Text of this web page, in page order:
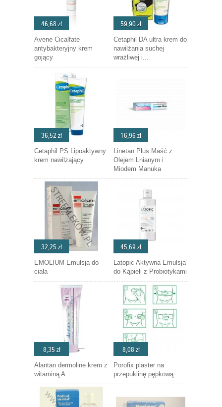
46,68 zł
Avene Cicalfate
antybakteryjny krem
gojący
59,90 zł
Cetaphil DA ultra krem do
nawilżania suchej
wrażliwej i...
36,52 zł
Cetaphil PS Lipoaktywny
krem nawilżający
16,96 zł
Linetan Plus Maść z
Olejem Lnianym i
Miodem Manuka
32,25 zł
EMOLIUM Emulsja do
ciała
45,69 zł
Latopic Aktywna Emulsja
do Kąpieli z Probiotykami
8,35 zł
Alantan dermoline krem z
witaminą A
8,08 zł
Porofix plaster na
przepuklinę pępkową